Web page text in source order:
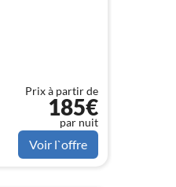
Prix à partir de
185€
par nuit
Voir l`offre